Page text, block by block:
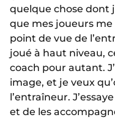
quelque chose dont
que mes joueurs
point de vue de
joué à haut niveau,
coach pour autant.
image, et je veux
l’entraîneur.
et de les